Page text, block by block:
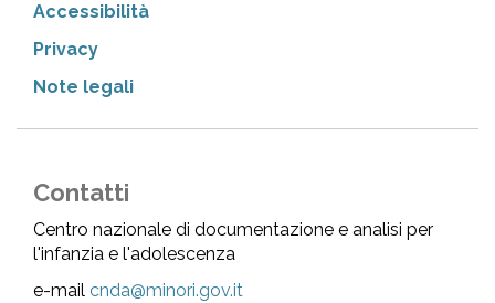
Accessibilità
Privacy
Note legali
Contatti
Centro nazionale di documentazione e analisi per
l'infanzia e l'adolescenza
e-mail cnda@minori.gov.it